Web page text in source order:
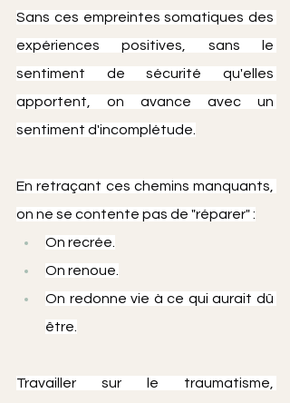
Sans ces empreintes somatiques des
expériences positives, sans le
sentiment de sécurité qu'elles
apportent, on avance avec un
sentiment d'incomplétude.
En retraçant ces chemins manquants,
on ne se contente pas de "réparer" :
On recrée.
On renoue.
On redonne vie à ce qui aurait dû
être.
Travailler sur le traumatisme,